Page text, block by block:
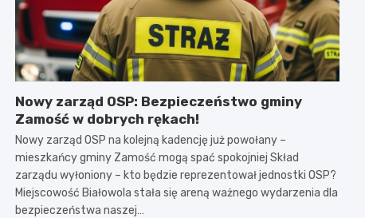
Nowy zarząd OSP: Bezpieczeństwo gminy
Zamość w dobrych rękach!
Nowy zarząd OSP na kolejną kadencję już powołany –
mieszkańcy gminy Zamość mogą spać spokojniej Skład
zarządu wyłoniony – kto będzie reprezentował jednostki OSP?
Miejscowość Białowola stała się areną ważnego wydarzenia dla
bezpieczeństwa naszej…